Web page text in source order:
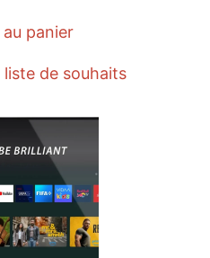
panier
liste de souhaits